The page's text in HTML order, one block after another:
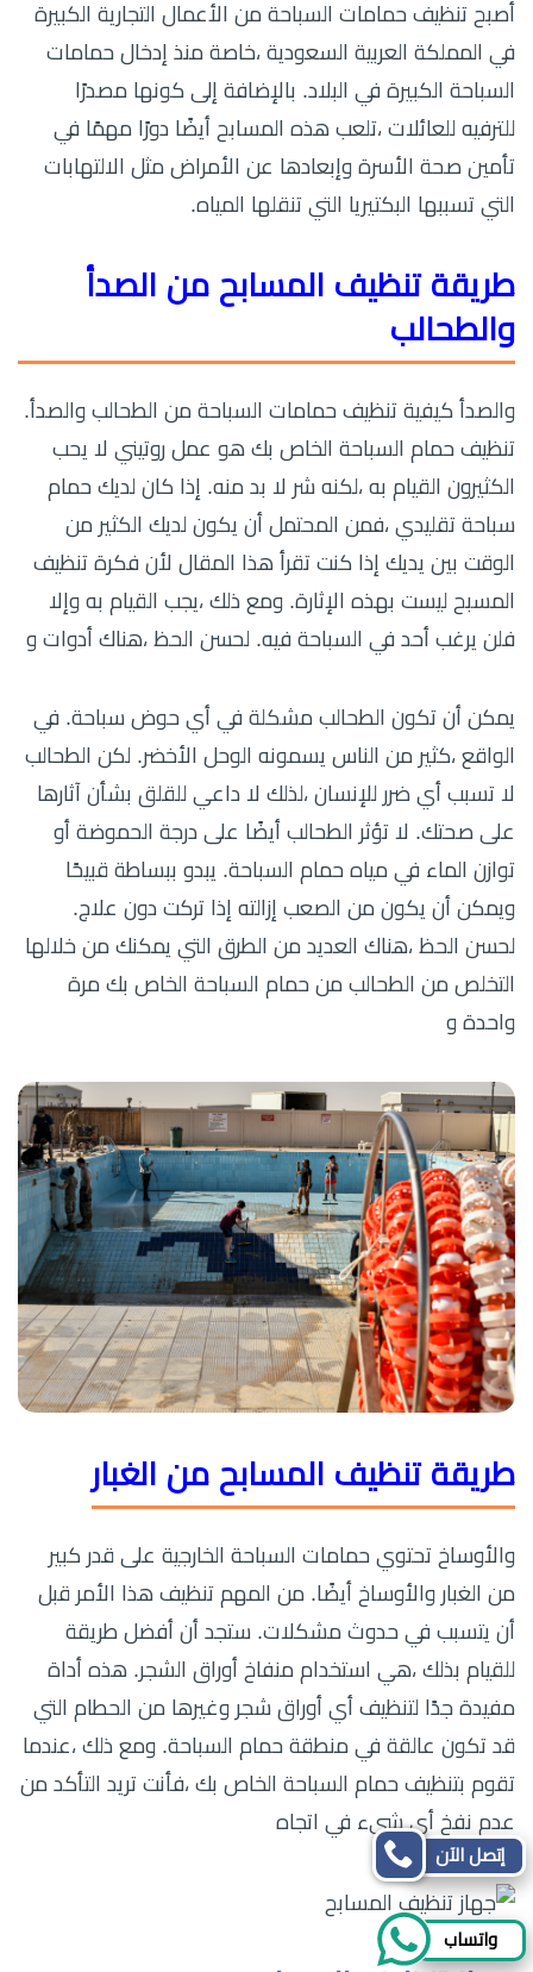
أصبح تنظيف حمامات السباحة من الأعمال التجارية الكبيرة
في المملكة العربية السعودية ،خاصة منذ إدخال حمامات
السباحة الكبيرة في البلاد. بالإضافة إلى كونها مصدرًا
للترفيه للعائلات ،تلعب هذه المسابح أيضًا دورًا مهمًا في
تأمين صحة الأسرة وإبعادها عن الأمراض مثل الالتهابات
التي تسببها البكتيريا التي تنقلها المياه.
طريقة تنظيف المسابح من الصدأ
والطحالب
والصدأ كيفية تنظيف حمامات السباحة من الطحالب والصدأ.
تنظيف حمام السباحة الخاص بك هو عمل روتيني لا يحب
الكثيرون القيام به ،لكنه شر لا بد منه. إذا كان لديك حمام
سباحة تقليدي ،فمن المحتمل أن يكون لديك الكثير من
الوقت بين يديك إذا كنت تقرأ هذا المقال لأن فكرة تنظيف
المسبح ليست بهذه الإثارة. ومع ذلك ،يجب القيام به وإلا
فلن يرغب أحد في السباحة فيه. لحسن الحظ ،هناك أدوات و
يمكن أن تكون الطحالب مشكلة في أي حوض سباحة. في
الواقع ،كثير من الناس يسمونه الوحل الأخضر. لكن الطحالب
لا تسبب أي ضرر للإنسان ،لذلك لا داعي للقلق بشأن آثارها
على صحتك. لا تؤثر الطحالب أيضًا على درجة الحموضة أو
توازن الماء في مياه حمام السباحة. يبدو ببساطة قبيحًا
ويمكن أن يكون من الصعب إزالته إذا تركت دون علاج.
لحسن الحظ ،هناك العديد من الطرق التي يمكنك من خلالها
التخلص من الطحالب من حمام السباحة الخاص بك مرة
واحدة و
طريقة تنظيف المسابح من الغبار
والأوساخ تحتوي حمامات السباحة الخارجية على قدر كبير
من الغبار والأوساخ أيضًا. من المهم تنظيف هذا الأمر قبل
أن يتسبب في حدوث مشكلات. ستجد أن أفضل طريقة
للقيام بذلك ،هي استخدام منفاخ أوراق الشجر. هذه أداة
مفيدة جدًا لتنظيف أي أوراق شجر وغيرها من الحطام التي
قد تكون عالقة في منطقة حمام السباحة. ومع ذلك ،عندما
تقوم بتنظيف حمام السباحة الخاص بك ،فأنت تريد التأكد من
عدم نفخ أي شيء في اتجاه
إتصل الآن
واتساب